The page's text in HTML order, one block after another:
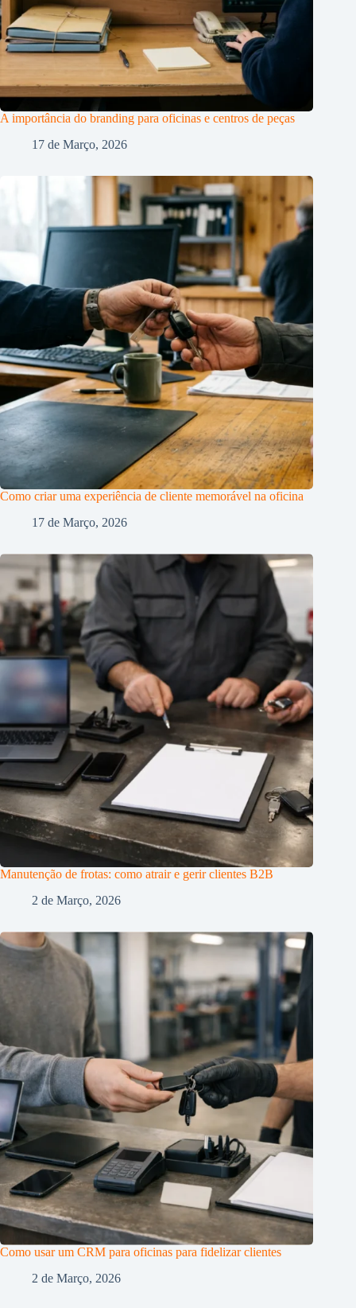
A importância do branding para oficinas e centros de peças
17 de Março, 2026
Como criar uma experiência de cliente memorável na oficina
17 de Março, 2026
Manutenção de frotas: como atrair e gerir clientes B2B
2 de Março, 2026
Como usar um CRM para oficinas para fidelizar clientes
2 de Março, 2026